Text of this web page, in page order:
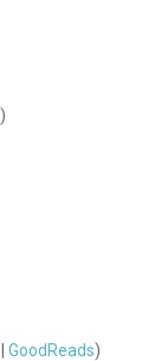
)
GoodReads)